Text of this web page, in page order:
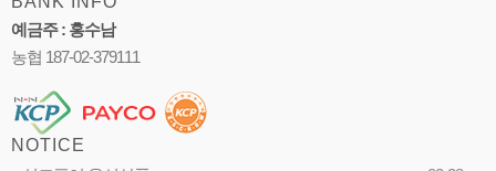
예금주 : 홍수남
농협 187-02-379111
NOTICE